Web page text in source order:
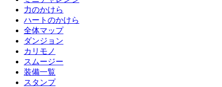
力のかけら
ハートのかけら
全体マップ
ダンジョン
カリモノ
スムージー
装備一覧
スタンプ